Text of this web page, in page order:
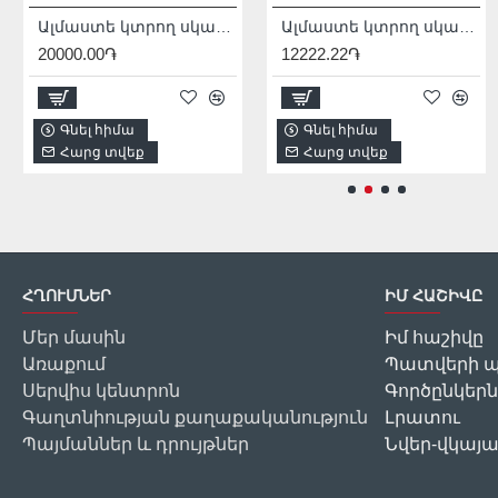
20000.00֏
Գնել հիմա
Հարց տվեք
12222.22֏
Գնել հիմա
Հարց տվեք
6888.89֏
Գնել հիմա
Հարց տվեք
ՀՂՈՒՄՆԵՐ
Մեր մասին
Առաքում
Սերվիս կենտրոն
Գաղտնիության քաղաքականություն
Պայմաններ և դրույթներ
ԻՄ ՀԱՇԻՎԸ
Իմ հաշիվը
Պատվերի
Լրատու
Նվեր-